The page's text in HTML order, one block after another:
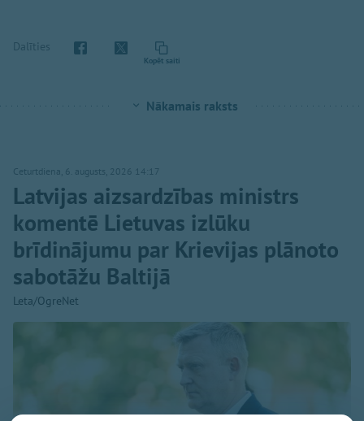
Dalīties
Kopēt saiti
Nākamais raksts
Ceturtdiena, 6. augusts, 2026 14:17
Latvijas aizsardzības ministrs
komentē Lietuvas izlūku
brīdinājumu par Krievijas plānoto
sabotāžu Baltijā
Leta/OgreNet